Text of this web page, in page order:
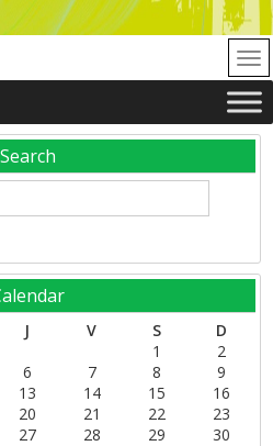
Search
J V S
D
1
2
6 7 8
9
13 14 15
16
20 21 22
23
27 28 29
30